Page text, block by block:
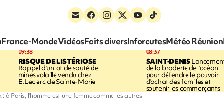
France-MondeVidéosFaits diversInforoutesMétéo Réunion
09:38
RISQUE DE LISTÉRIOSE
Rappel d'un lot de sauté de
mines volaille vendu chez
E.Leclerc de Sainte-Marie
08:37
SAINT-DENIS
de la braderie de l'océan
pour défendre le pouvoir
d'achat des familles et
soutenir les commerçants
: à Paris, l'homme est une femme comme les autres